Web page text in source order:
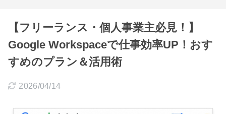
【フリーランス・個人事業主必見！】
Google Workspaceで仕事効率UP！おす
すめのプラン＆活用術
2026/04/14